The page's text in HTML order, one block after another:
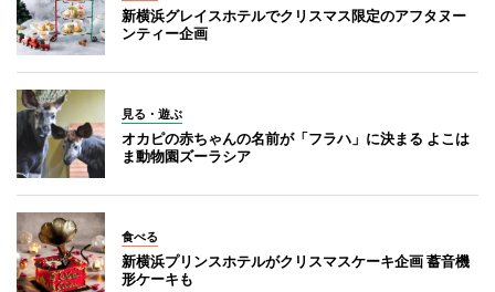
新横浜グレイスホテルでクリスマス限定のアフタヌー
ンティー企画
見る・遊ぶ
オカピの赤ちゃんの名前が「フラハ」に決まる よこは
ま動物園ズーラシア
食べる
新横浜プリンスホテルがクリスマスケーキ企画 蓄音機
形ケーキも